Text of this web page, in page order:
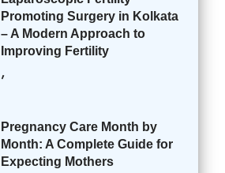
Promoting Surgery in Kolkata
– A Modern Approach to
Improving Fertility
,
Pregnancy Care Month by
Month: A Complete Guide for
Expecting Mothers